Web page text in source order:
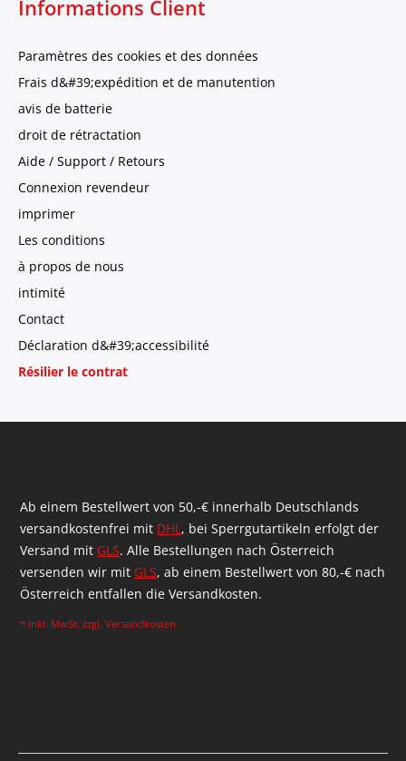
Informations Client
Paramètres des cookies et des données
Frais d&#39;expédition et de manutention
avis de batterie
droit de rétractation
Aide / Support / Retours
Connexion revendeur
imprimer
Les conditions
à propos de nous
intimité
Contact
Déclaration d&#39;accessibilité
Résilier le contrat
Ab einem Bestellwert von 50,-€ innerhalb Deutschlands
versandkostenfrei mit DHL, bei Sperrgutartikeln erfolgt der
Versand mit GLS. Alle Bestellungen nach Österreich
versenden wir mit GLS, ab einem Bestellwert von 80,-€ nach
Österreich entfallen die Versandkosten.
* inkl. MwSt. zzgl. Versandkosten